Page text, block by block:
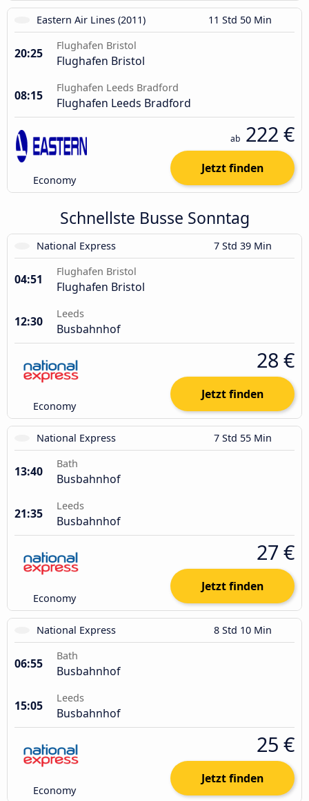
Eastern Air Lines (2011) 11 Std 50 Min
20:25
Flughafen Bristol
Flughafen Bristol
08:15
Flughafen Leeds Bradford
Flughafen Leeds Bradford
Economy
ab 222 €
Jetzt finden
Schnellste Busse Sonntag
National Express 7 Std 39 Min
04:51
Flughafen Bristol
Flughafen Bristol
12:30
Leeds
Busbahnhof
Economy
28 €
Jetzt finden
National Express 7 Std 55 Min
13:40
Bath
Busbahnhof
21:35
Leeds
Busbahnhof
Economy
27 €
Jetzt finden
National Express 8 Std 10 Min
06:55
Bath
Busbahnhof
15:05
Leeds
Busbahnhof
Economy
25 €
Jetzt finden